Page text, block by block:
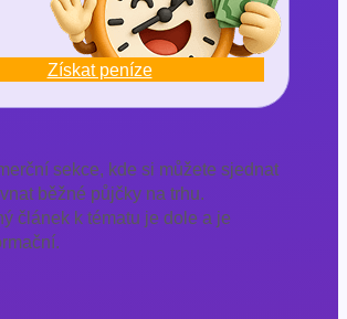
Získat peníze
sekce, kde si můžete sjednat
běžné půjčky na trhu.
článek k tématu je dole a je